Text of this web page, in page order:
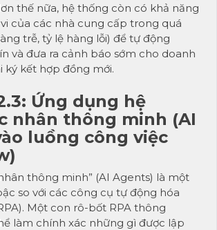
thế nữa, hệ thống còn có khả năng
của các nhà cung cấp trong quá
trễ, tỷ lệ hàng lỗi) để tự động
và đưa ra cảnh báo sớm cho doanh
ký kết hợp đồng mới.
Ứng dụng hệ
nhân thông minh (AI
luồng công việc
thông minh” (AI Agents) là một
so với các công cụ tự động hóa
Một con rô-bốt RPA thông
làm chính xác những gì được lập